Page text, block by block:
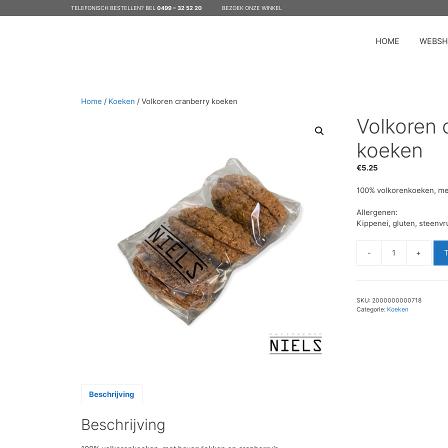
naar
TELEFONISCH BESTELLEN? BEL 0499 – 32 52 20 BEZOEK ONZE WINKEL
HOME
Home / Koeken / Volkoren cranberry koeken
Volkoren
koeken
€5.25
100% volkorenkoeken,
Allergenen:
Kippenei, gluten,
-
cranberry
koeken
+
SKU: 2000000000718
Categorie: Koeken
Beschrijving
Beschrijving